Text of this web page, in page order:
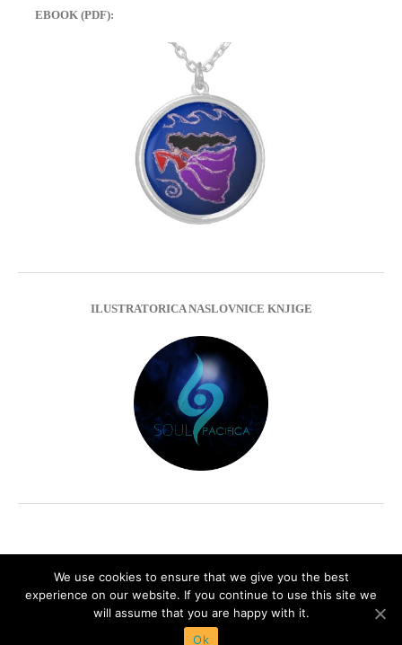
EBOOK (PDF):
ILUSTRATORICA NASLOVNICE KNJIGE
Impressum
Privacy Policy
We use cookies to ensure that we give you the best
experience on our website. If you continue to use this site we
will assume that you are happy with it.
Ok